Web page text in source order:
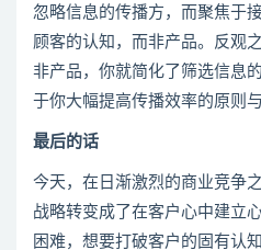
忽略信息的传播方，而聚焦于
顾客的认知，而非产品。反观
非产品，你就简化了筛选信息
于你大幅提高传播效率的原则与
最后的话
今天，在日渐激烈的商业竞争
战略转变成了在客户心中建立
困难，想要打破客户的固有认